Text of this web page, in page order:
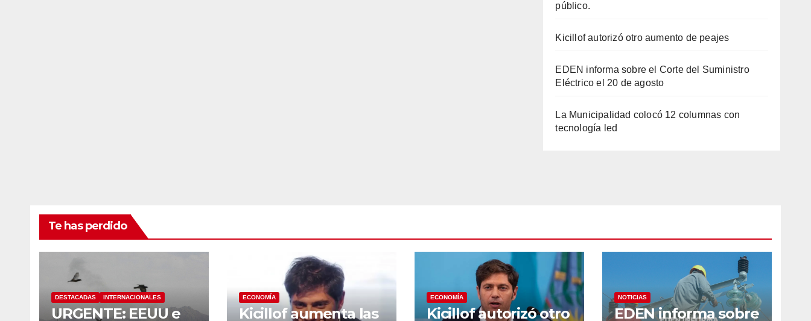
público.
Kicillof autorizó otro aumento de peajes
EDEN informa sobre el Corte del Suministro
Eléctrico el 20 de agosto
La Municipalidad colocó 12 columnas con
tecnología led
Te has perdido
DESTACADAS INTERNACIONALES
URGENTE: EEUU e
ECONOMÍA
Kicillof aumenta las
ECONOMÍA
Kicillof autorizó otro
NOTICIAS
EDEN informa sobre